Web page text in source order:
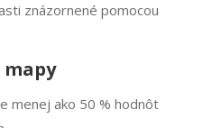
znázornené pomocou
mapy
menej ako 50 % hodnôt